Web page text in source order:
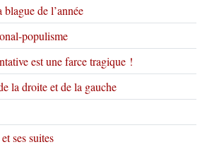
de l’année
populisme
est une farce tragique !
la droite et de la gauche
ses suites